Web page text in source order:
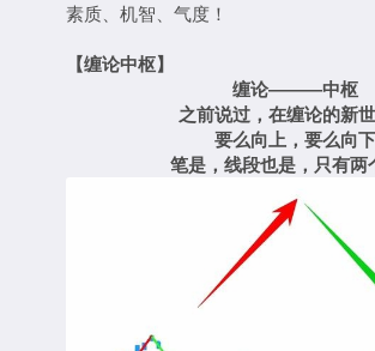
素质、机智、气度！
【缠论中枢】
缠论———中枢
之前说过，在缠论的新
要么向上，要么向下
笔是，线段也是，只有两